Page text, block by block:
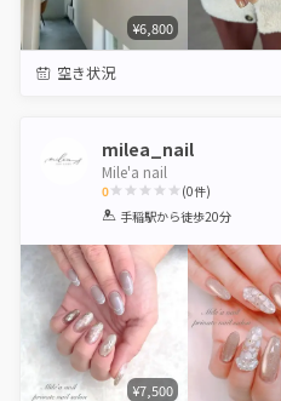
¥6,800
空き状況
milea_nail
Mile'a nail
0
1 2 3 4 5
(0件)
手稲駅から徒歩20分
¥7,500